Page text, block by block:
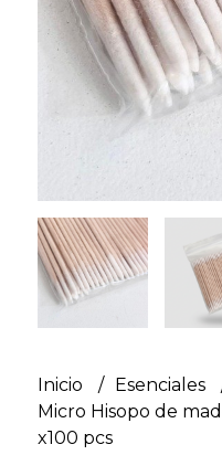
Inicio Esenciales
Micro Hisopo de
x100 pcs